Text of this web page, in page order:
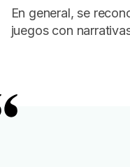
En general, se
juegos con